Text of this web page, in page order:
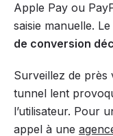
Apple Pay ou
saisie manuelle.
de conversion
Surveillez de près
tunnel lent
l’utilisateur. Pour
appel à une